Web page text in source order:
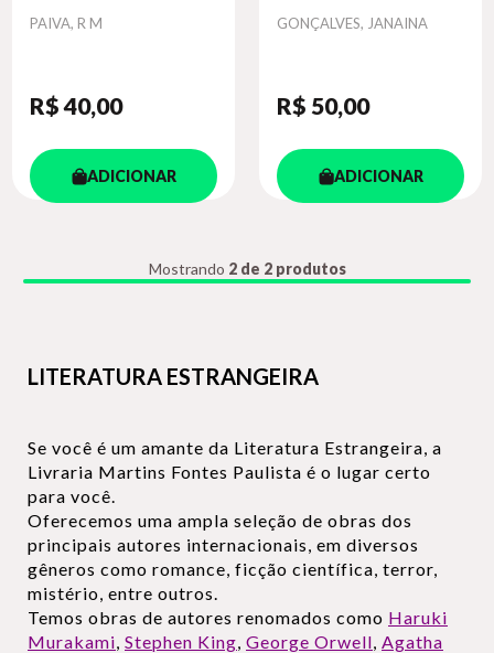
Autor
PAIVA, R M
R$ 40,00
ADICIONAR
Autor
GONÇALVES, JANAINA
R$ 50,00
ADICIONAR
Mostrando 2 de 2 produtos
LITERATURA ESTRANGEIRA
Se você é um amante da Literatura Estrangeira, a
Livraria Martins Fontes Paulista é o lugar certo
para você.
Oferecemos uma ampla seleção de obras dos
principais autores internacionais, em diversos
gêneros como romance, ficção científica, terror,
mistério, entre outros.
Temos obras de autores renomados como Haruki
Murakami, Stephen King, George Orwell, Agatha